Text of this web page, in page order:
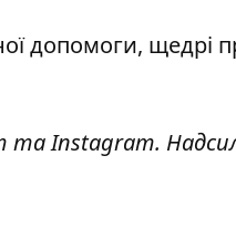
допомоги, щедрі
таInstagram.